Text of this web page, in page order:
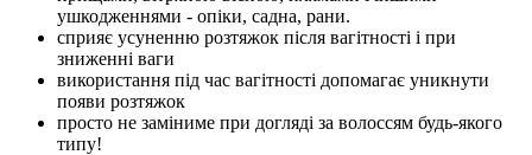
ушкодженнями - опіки, садна, рани.
сприяє усуненню розтяжок після вагітності і при
зниженні ваги
використання під час вагітності допомагає уникнути
появи розтяжок
просто не заміниме при догляді за волоссям будь-якого
типу!